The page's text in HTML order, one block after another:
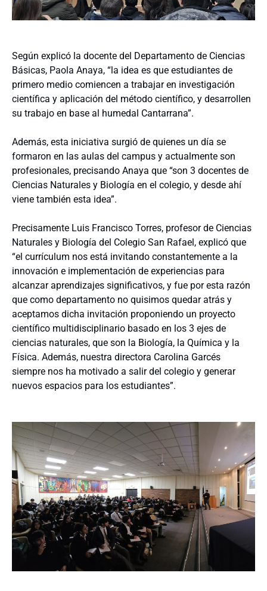
Según explicó la docente del Departamento de Ciencias
Básicas, Paola Anaya, “la idea es que estudiantes de
primero medio comiencen a trabajar en investigación
científica y aplicación del método científico, y desarrollen
su trabajo en base al humedal Cantarrana”.
Además, esta iniciativa surgió de quienes un día se
formaron en las aulas del campus y actualmente son
profesionales, precisando Anaya que “son 3 docentes de
Ciencias Naturales y Biología en el colegio, y desde ahí
viene también esta idea”.
Precisamente Luis Francisco Torres, profesor de Ciencias
Naturales y Biología del Colegio San Rafael, explicó que
“el currículum nos está invitando constantemente a la
innovación e implementación de experiencias para
alcanzar aprendizajes significativos, y fue por esta razón
que como departamento no quisimos quedar atrás y
aceptamos dicha invitación proponiendo un proyecto
científico multidisciplinario basado en los 3 ejes de
ciencias naturales, que son la Biología, la Química y la
Física. Además, nuestra directora Carolina Garcés
siempre nos ha motivado a salir del colegio y generar
nuevos espacios para los estudiantes”.